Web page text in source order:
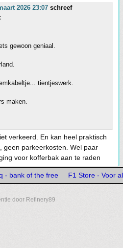
2026 23:07 schreef
gewoon geniaal.
tientjeswerk.
maken.
verkeerd. En kan heel praktisch
geen parkeerkosten. Wel paar
voor kofferbak aan te raden
- bank of the free F1 Store - Voor
door Refinery89